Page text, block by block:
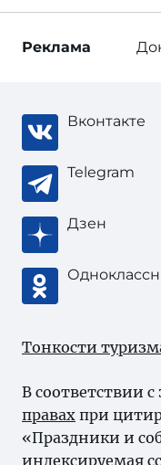
Реклама
Вконтакте
Telegram
Дзен
Тонкости
В соответствии
правах при
«Праздники и
индексируемая